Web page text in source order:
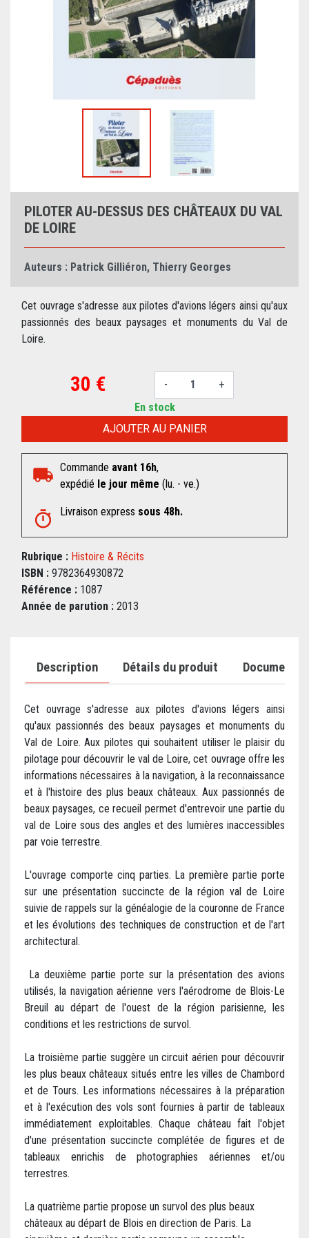
PILOTER AU-DESSUS DES CHÂTEAUX DU VAL
DE LOIRE
Auteurs : Patrick Gilliéron, Thierry Georges
Cet ouvrage s'adresse aux pilotes d'avions légers ainsi qu'aux
passionnés des beaux paysages et monuments du Val de
Loire.
30 € - +
AJOUTER AU PANIER
En stock
Commande avant 16h,
expédié le jour même (lu. - ve.)
Livraison express sous 48h.
Rubrique : Histoire & Récits
ISBN : 9782364930872
Référence : 1087
Année de parution : 2013
Description Détails du produit Documents
Cet ouvrage s'adresse aux pilotes d'avions légers ainsi
qu'aux passionnés des beaux paysages et monuments du
Val de Loire. Aux pilotes qui souhaitent utiliser le plaisir du
pilotage pour découvrir le val de Loire, cet ouvrage offre les
informations nécessaires à la navigation, à la reconnaissance
et à l'histoire des plus beaux châteaux. Aux passionnés de
beaux paysages, ce recueil permet d'entrevoir une partie du
val de Loire sous des angles et des lumières inaccessibles
par voie terrestre.
L'ouvrage comporte cinq parties. La première partie porte
sur une présentation succincte de la région val de Loire
suivie de rappels sur la généalogie de la couronne de France
et les évolutions des techniques de construction et de l'art
architectural.
La deuxième partie porte sur la présentation des avions
utilisés, la navigation aérienne vers l'aérodrome de Blois-Le
Breuil au départ de l'ouest de la région parisienne, les
conditions et les restrictions de survol.
La troisième partie suggère un circuit aérien pour découvrir
les plus beaux châteaux situés entre les villes de Chambord
et de Tours. Les informations nécessaires à la préparation
et à l'exécution des vols sont fournies à partir de tableaux
immédiatement exploitables. Chaque château fait l'objet
d'une présentation succincte complétée de figures et de
tableaux enrichis de photographies aériennes et/ou
terrestres.
La quatrième partie propose un survol des plus beaux
châteaux au départ de Blois en direction de Paris. La